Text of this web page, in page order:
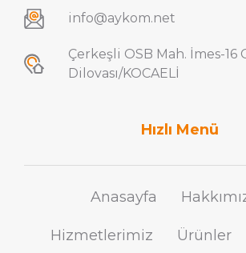
info@aykom.net
Çerkeşli OSB Mah. İmes-16
Dilovası/KOCAELİ
Hızlı Menü
Anasayfa
Hizmetlerimiz Ürünler